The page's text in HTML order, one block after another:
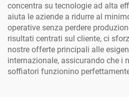
concentra su tecnologie ad alta
aiuta le aziende a ridurre al
operative senza perdere
risultati centrati sul cliente, ci
nostre offerte principali alle
internazionale, assicurando che i
soffiatori funzionino